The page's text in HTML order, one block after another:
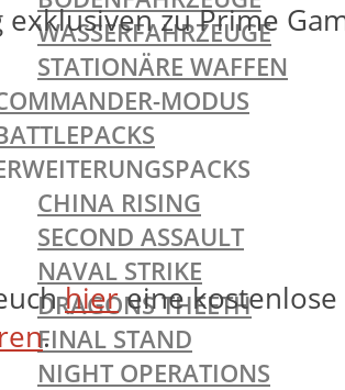
WASSERFAHRZEUGE
STATIONÄRE WAFFEN
MODUS
CHINA RISING
SECOND ASSAULT
NAVAL STRIKE
DRAGONS THEETH
FINAL STAND
NIGHT OPERATIONS
exklusiven zu Prime
hiereine kostenlose
.